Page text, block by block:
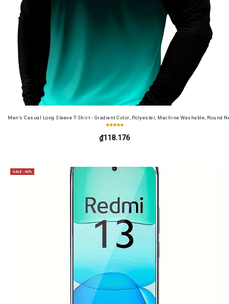
Men's Casual Long Sleeve T-Shirt - Gradient Color, Polyester, Machine Washable, Round
₫118.176
SALE -42%